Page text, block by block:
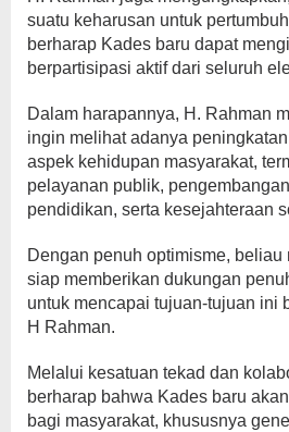
suatu keharusan untuk
berharap Kades baru dapat
berpartisipasi aktif dari seluruh
Dalam harapannya, H. Rahman
ingin melihat adanya
aspek kehidupan masyarakat,
pelayanan publik,
pendidikan, serta kesejahteraan
Dengan penuh optimisme, beliau
siap memberikan dukungan
untuk mencapai tujuan-tujuan ini
H Rahman.
Melalui kesatuan tekad dan
berharap bahwa Kades baru
bagi masyarakat, khususnya